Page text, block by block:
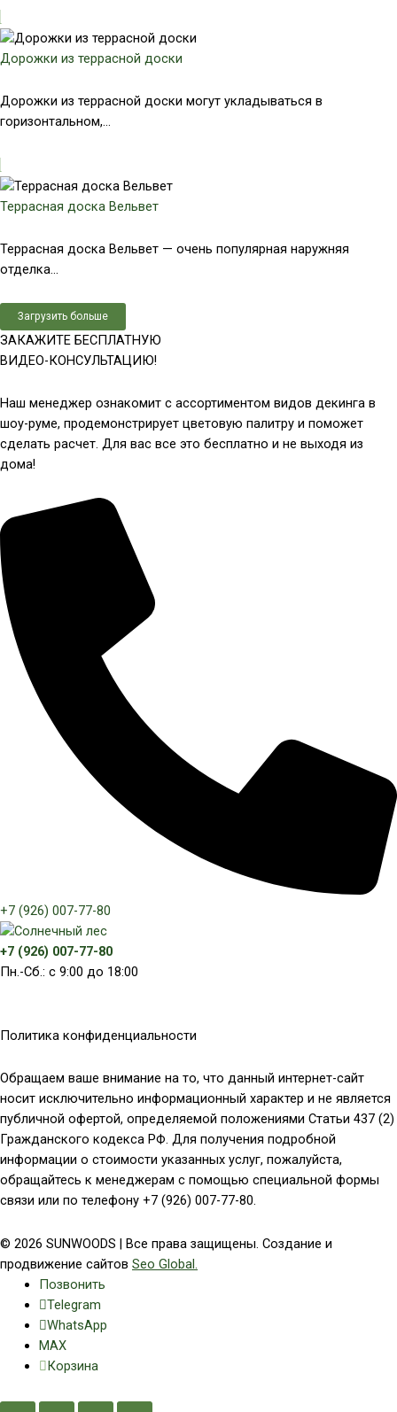
Дорожки из террасной доски
Дорожки из террасной доски могут укладываться в
горизонтальном,...
Террасная доска Вельвет
Террасная доска Вельвет — очень популярная наружняя
отделка...
Загрузить больше
ЗАКАЖИТЕ БЕСПЛАТНУЮ
ВИДЕО-КОНСУЛЬТАЦИЮ!
Наш менеджер ознакомит с ассортиментом видов декинга в
шоу-руме, продемонстрирует цветовую палитру и поможет
сделать расчет. Для вас все это бесплатно и не выходя из
дома!
+7 (926) 007-77-80
+7 (926) 007-77-80
Пн.-Сб.: с 9:00 до 18:00
Политика конфиденциальности
Обращаем ваше внимание на то, что данный интернет-сайт
носит исключительно информационный характер и не является
публичной офертой, определяемой положениями Статьи 437 (2)
Гражданского кодекса РФ. Для получения подробной
информации о стоимости указанных услуг, пожалуйста,
обращайтесь к менеджерам с помощью специальной формы
связи или по телефону +7 (926) 007-77-80.
© 2026 SUNWOODS | Все права защищены. Создание и
продвижение сайтов Seo Global.
Позвонить
Telegram
WhatsApp
MAX
Корзина